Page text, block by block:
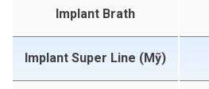
Implant Brath
Implant Super Line (Mỹ)